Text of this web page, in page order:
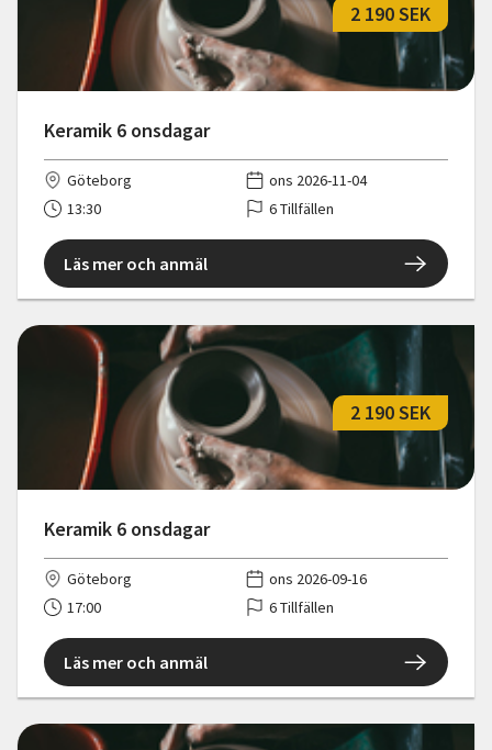
Keramik 6 onsdagar
2 190 SEK
Göteborg
ons 2026-11-04
13:30
6 Tillfällen
Läs mer och anmäl
Keramik 6 onsdagar
2 190 SEK
Göteborg
ons 2026-09-16
17:00
6 Tillfällen
Läs mer och anmäl